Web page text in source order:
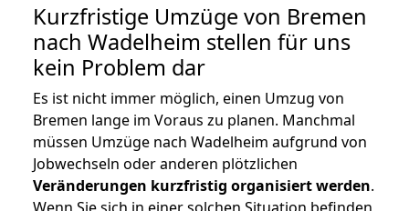
Kurzfristige Umzüge von Bremen
nach Wadelheim stellen für uns
kein Problem dar
Es ist nicht immer möglich, einen Umzug von
Bremen lange im Voraus zu planen. Manchmal
müssen Umzüge nach Wadelheim aufgrund von
Jobwechseln oder anderen plötzlichen
Veränderungen kurzfristig organisiert werden.